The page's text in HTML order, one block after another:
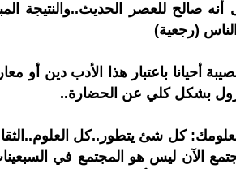
أنه صالح للعصر الحديث..والنتيجة
(رجعية)
أحيانا باعتبار هذا الأدب دين
بشكل كلي عن الحضارة..
كل شئ يتطور..كل
الآن ليس هو المجتمع في